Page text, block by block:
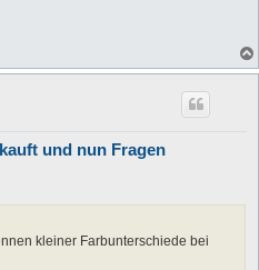
und nun Fragen
kleiner Farbunterschiede bei